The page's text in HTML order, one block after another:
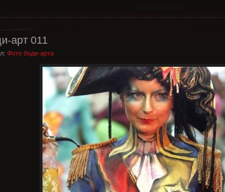
арт 011
Фото боди-арта